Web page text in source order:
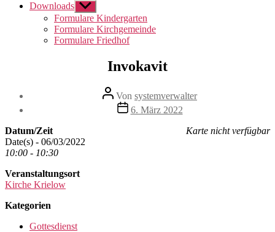
Downloads Untermenü
anzeigen
Formulare Kindergarten
Formulare Kirchgemeinde
Formulare Friedhof
Invokavit
Beitragsautor
Von systemverwalter
Beitragsdatum
6. März 2022
Karte nicht verfügbar
Datum/Zeit
Date(s) - 06/03/2022
10:00 - 10:30
Veranstaltungsort
Kirche Krielow
Kategorien
Gottesdienst